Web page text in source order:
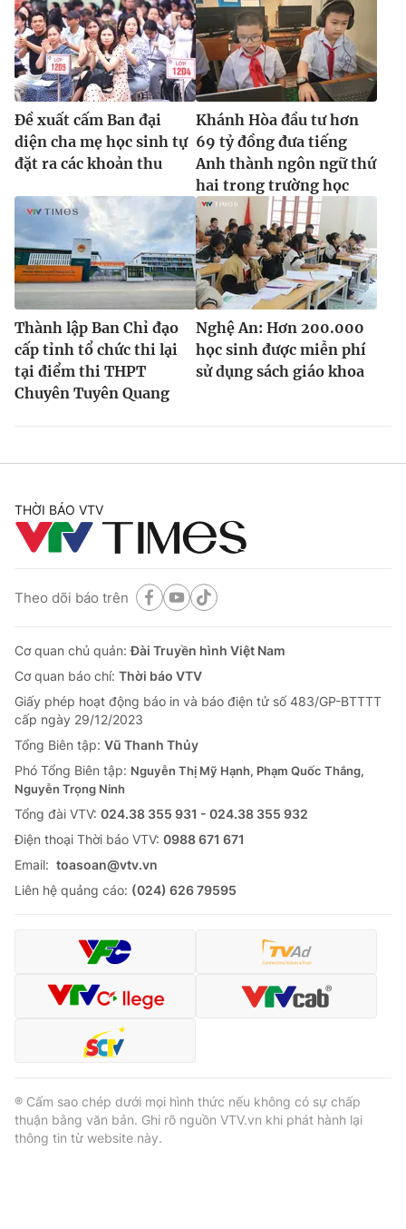
Đề xuất cấm Ban đại
diện cha mẹ học sinh tự
đặt ra các khoản thu
Khánh Hòa đầu tư hơn
69 tỷ đồng đưa tiếng
Anh thành ngôn ngữ thứ
hai trong trường học
Thành lập Ban Chỉ đạo
cấp tỉnh tổ chức thi lại
tại điểm thi THPT
Chuyên Tuyên Quang
Nghệ An: Hơn 200.000
học sinh được miễn phí
sử dụng sách giáo khoa
THỜI BÁO VTV
Theo dõi báo trên
Cơ quan chủ quản:Đài Truyền hình Việt Nam
Cơ quan báo chí: Thời báo VTV
Giấy phép hoạt động báo in và báo điện tử số 483/GP-BTTTT
cấp ngày 29/12/2023
Tổng Biên tập: Vũ Thanh Thủy
Phó Tổng Biên tập: Nguyễn Thị Mỹ Hạnh, Phạm Quốc Thắng,
Nguyễn Trọng Ninh
Tổng đài VTV: 024.38 355 931 - 024.38 355 932
Ðiện thoại Thời báo VTV: 0988 671 671
Email: toasoan@vtv.vn
Liên hệ quảng cáo: (024) 626 79595
® Cấm sao chép dưới mọi hình thức nếu không có sự chấp
thuận bằng văn bản. Ghi rõ nguồn VTV.vn khi phát hành lại
thông tin từ website này.